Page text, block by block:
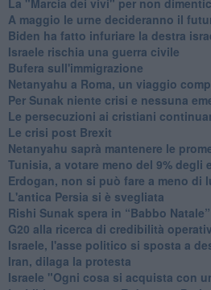
A maggio le urne decideranno il
Biden ha fatto infuriare la destra
Israele rischia una guerra civile
Bufera sull'immigrazione
Netanyahu a Roma, un viaggio
Per Sunak niente crisi e nessuna
Le persecuzioni ai cristiani
Le crisi post Brexit
Netanyahu saprà mantenere le
Tunisia, a votare meno del 9% degli
Erdogan, non si può fare a meno di
L'antica Persia si è svegliata
Rishi Sunak spera in “Babbo Natale”
G20 alla ricerca di credibilità
Israele, l'asse politico si sposta a
Iran, dilaga la protesta
Israele "Ogni cosa si acquista con